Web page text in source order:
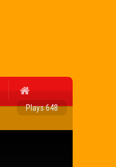
Plays 648